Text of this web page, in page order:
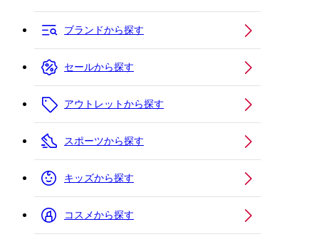
ブランドから探す
セールから探す
アウトレットから探す
スポーツから探す
キッズから探す
コスメから探す